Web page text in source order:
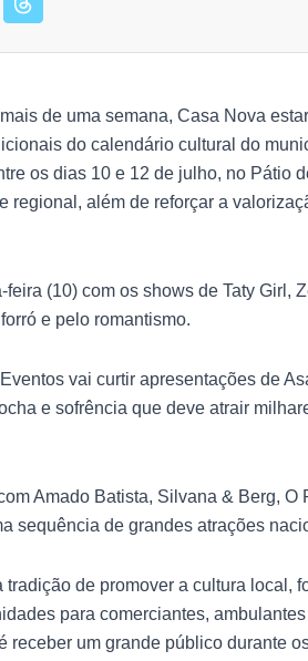
de uma semana, Casa Nova
do calendário cultural do
os dias 10 e 12 de julho, no Pátio
regional, além de reforçar a
(10) com os shows de Taty Girl,
e pelo romantismo.
vai curtir apresentações de
e sofrência que deve atrair
Amado Batista, Silvana & Berg,
sequência de grandes atrações
de promover a cultura local,
para comerciantes,
um grande público durante